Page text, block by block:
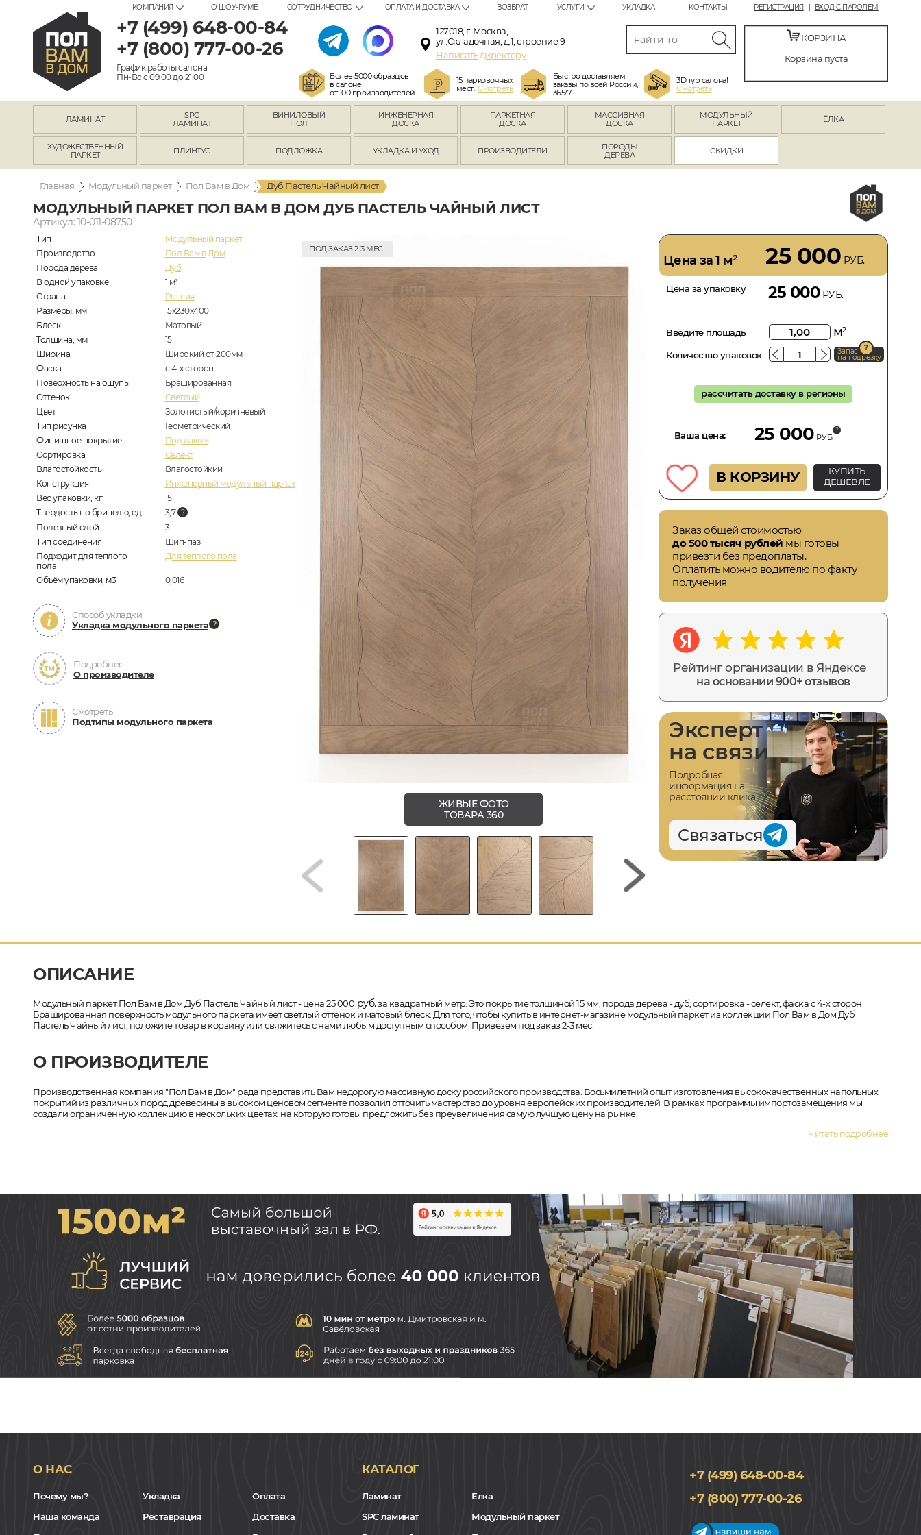
РЕГИСТРАЦИЯ ВХОД С ПАРОЛЕМ
КОМПАНИЯ О ШОУ-РУМЕ СОТРУДНИЧЕСТВО ОПЛАТА И ДОСТАВКА ВОЗВРАТ УСЛУГИ УКЛАДКА КОНТАКТЫ
+7 (499) 648-00-84
+7 (800) 777-00-26
График работы салона
Пн-Вс с 09:00 до 21:00
127018, г. Москва,
ул.Складочная, д.1, строение 9
Написать директору
Более 5000 образцов
в салоне
от 100 производителей
15 парковочных
мест.Смотреть
Быстро доставляем
заказы по всей России,
365/7
3D тур салона!
Смотреть
КОРЗИНА
Корзина пуста
ЛАМИНАТ
SPC
ЛАМИНАТ
ВИНИЛОВЫЙ
ПОЛ
ИНЖЕНЕРНАЯ
ДОСКА
ПАРКЕТНАЯ
ДОСКА
МАССИВНАЯ
ДОСКА
МОДУЛЬНЫЙ
ПАРКЕТ
ЁЛКА
ХУДОЖЕСТВЕННЫЙ
ПАРКЕТ
ПЛИНТУС ПОДЛОЖКА УКЛАДКА И УХОД ПРОИЗВОДИТЕЛИ
ПОРОДЫ
ДЕРЕВА
СКИДКИ
Главная Модульный паркет Пол Вам в Дом Дуб Пастель Чайный лист
МОДУЛЬНЫЙ ПАРКЕТ ПОЛ ВАМ В ДОМ ДУБ ПАСТЕЛЬ ЧАЙНЫЙ ЛИСТ
Артикул: 10-011-08750
Тип
Модульный паркет
Производство
Пол Вам в Дом
Порода дерева
Дуб
В одной упаковке
1 м2
Страна
Россия
Размеры, мм
15x230x400
Блеск
Матовый
Толщина, мм
15
Ширина
Широкий от 200мм
Фаска
с 4-х сторон
Поверхность на ощупь
Брашированная
Оттенок
Светлый
Цвет
Золотистый/коричневый
Тип рисунка
Геометрический
Финишное покрытие
Под лаком
Сортировка
Селект
Влагостойкость
Влагостойкий
Конструкция
Инженерный модульный паркет
Вес упаковки, кг
15
Твердость по бринелю, ед
3,7
Полезный слой
3
Тип соединения
Шип-паз
Подходит для теплого
пола
Для теплого пола
Объём упаковки, м3 0,016
Способ укладки
Укладка модульного паркета
Подробнее
О производителе
Смотреть
Подтипы модульного паркета
ПОД ЗАКАЗ 2-3 МЕС
ЖИВЫЕ ФОТО
ТОВАРА 360
Цена за 1 м² 25 000 РУБ.
Цена за упаковку 25 000РУБ.
Введите площадь м2
Количество упаковок Запас
на подрезку
рассчитать доставку в регионы
Ваша цена: 25 000 РУБ.
В КОРЗИНУ
КУПИТЬ
ДЕШЕВЛЕ
Заказ общей стоимостью
до 500 тысяч рублей мы готовы
привезти без предоплаты.
Оплатить можно водителю по факту
получения
Рейтинг организации в Яндексе
на основании 900+ отзывов
Эксперт
на связи
Подробная
информация на
расстоянии клика
Связаться
ОПИСАНИЕ
Модульный паркет Пол Вам в Дом Дуб Пастель Чайный лист - цена 25 000 руб.за квадратный метр. Это покрытие толщиной 15 мм, порода дерева - дуб, сортировка - селект, фаска с 4-х сторон.
Брашированная поверхность модульного паркета имеет светлый оттенок и матовый блеск. Для того, чтобы купить в интернет-магазине модульный паркет из коллекции Пол Вам в Дом Дуб
Пастель Чайный лист, положите товар в корзину или свяжитесь с нами любым доступным способом. Привезем под заказ 2-3 мес.
О ПРОИЗВОДИТЕЛЕ
Производственная компания "Пол Вам в Дом" рада представить Вам недорогую массивную доску российского производства. Восьмилетний опыт изготовления высококачественных напольных
покрытий из различных пород древесины в высоком ценовом сегменте позволил отточить мастерство до уровня европейских производителей. В рамках программы импортозамещения мы
создали ограниченную коллекцию в нескольких цветах, на которую готовы предложить без преувеличения самую лучшую цену на рынке.
Читать подробнее
О НАС
Почему мы?
Наша команда
Укладка
Реставрация
Оплата
Доставка
КАТАЛОГ
Ламинат
SPC ламинат
Елка
Модульный паркет
+7 (499) 648-00-84
+7 (800) 777-00-26